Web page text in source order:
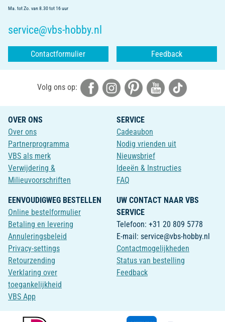
Ma. tot Zo. van 8.30 tot 16 uur
service@vbs-hobby.nl
Contactformulier Feedback
Volg ons op:
OVER ONS
Over ons
Partnerprogramma
VBS als merk
Verwijdering &
Milieuvoorschriften
SERVICE
Cadeaubon
Nodig vrienden uit
Nieuwsbrief
Ideeën & Instructies
FAQ
EENVOUDIGWEG BESTELLEN
Online bestelformulier
Betaling en levering
Annuleringsbeleid
Privacy-settings
Retourzending
Verklaring over
toegankelijkheid
VBS App
UW CONTACT NAAR VBS
SERVICE
Telefoon: +31 20 809 5778
E-mail: service@vbs-hobby.nl
Contactmogelijkheden
Status van bestelling
Feedback